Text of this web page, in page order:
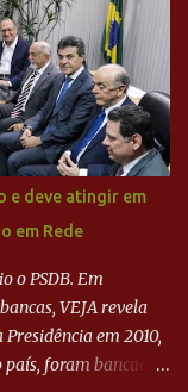
emergenciais e
projeto apresentado
inicial, com
a partir de agora,
do futebol, além de
dos mais icônicos
Itatiaia Fonte:
DO
DO CLUBE
e deve atingir em
em Rede
o PSDB. Em
VEJA revela
em 2010,
foram bancadas